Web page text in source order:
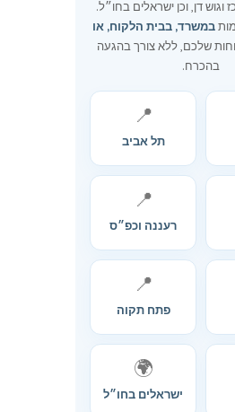
וגוש דן, וכן ישראלים בחו״ל.
במשרד, בבית הלקוח, או
שלכם, ללא צורך בהגעה
בהכרח.
📍
תל אביב
📍
רעננה וכפ״ס
📍
פתח תקוה
🌍
ישראלים בחו״ל